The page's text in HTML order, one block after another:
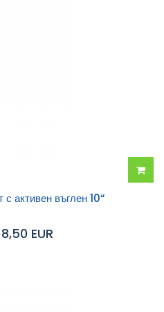
активен въглен 10“
8,50 EUR